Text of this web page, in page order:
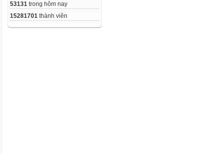
53131 trong hôm nay
15281701 thành viên